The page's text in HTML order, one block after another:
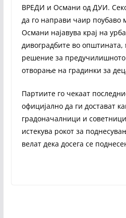
ВРЕДИ и Османи од ДУИ.
да го направи чаир поубаво
Османи најавува крај на
дивоградбите во општината,
решение за
отворање на градинки за
Партиите го чекаат
официјално да ги достават
градоначалници и
истекува рокот за
велат дека досега се